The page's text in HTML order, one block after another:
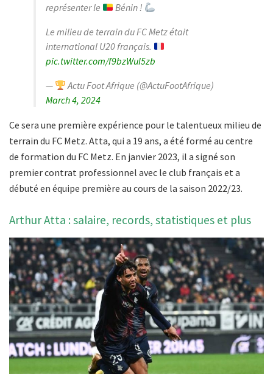
représenter le
Bénin !
Le milieu de terrain du FC Metz était
international U20 français.
pic.twitter.com/f9bzWuI5zb
—
Actu Foot Afrique (@ActuFootAfrique)
March 4, 2024
Ce sera une première expérience pour le talentueux milieu de
terrain du FC Metz. Atta, qui a 19 ans, a été formé au centre
de formation du FC Metz. En janvier 2023, il a signé son
premier contrat professionnel avec le club français et a
débuté en équipe première au cours de la saison 2022/23.
Arthur Atta : salaire, records, statistiques et plus